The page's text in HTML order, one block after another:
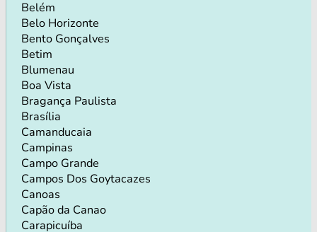
Belém
Belo Horizonte
Bento Gonçalves
Betim
Blumenau
Boa Vista
Bragança Paulista
Brasília
Camanducaia
Campinas
Campo Grande
Campos Dos Goytacazes
Canoas
Capão da Canao
Carapicuíba